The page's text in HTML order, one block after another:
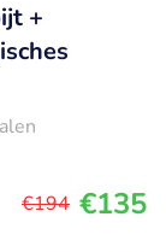
+
€194 €135